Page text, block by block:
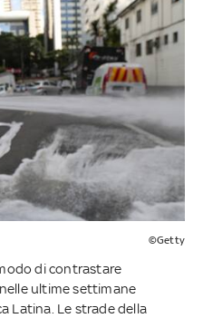
©Getty
di contrastare
nelle ultime settimane
Latina. Le strade della